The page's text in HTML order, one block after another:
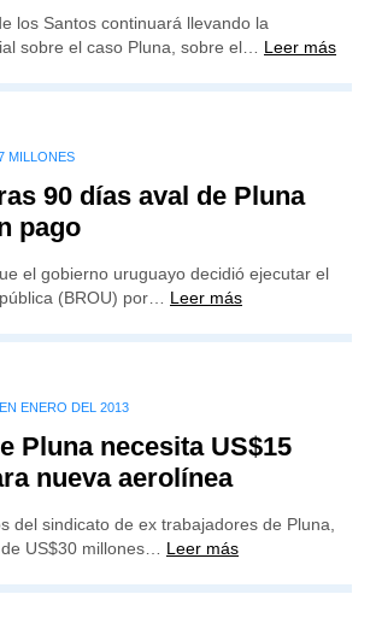
los Santos continuará llevando la
sobre el caso Pluna, sobre el… Leer más
MILLONES
90 días aval de Pluna
pago
el gobierno uruguayo decidió ejecutar el
(BROU) por… Leer más
ENERO DEL 2013
Pluna necesita US$15
nueva aerolínea
del sindicato de ex trabajadores de Pluna,
US$30 millones… Leer más